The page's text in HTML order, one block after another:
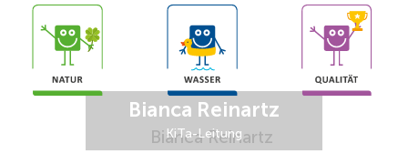
Bianca Reinartz
KiTa-Leitung